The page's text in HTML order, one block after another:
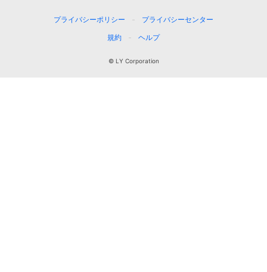
プライバシーポリシー
プライバシーセンター
規約
ヘルプ
© LY Corporation